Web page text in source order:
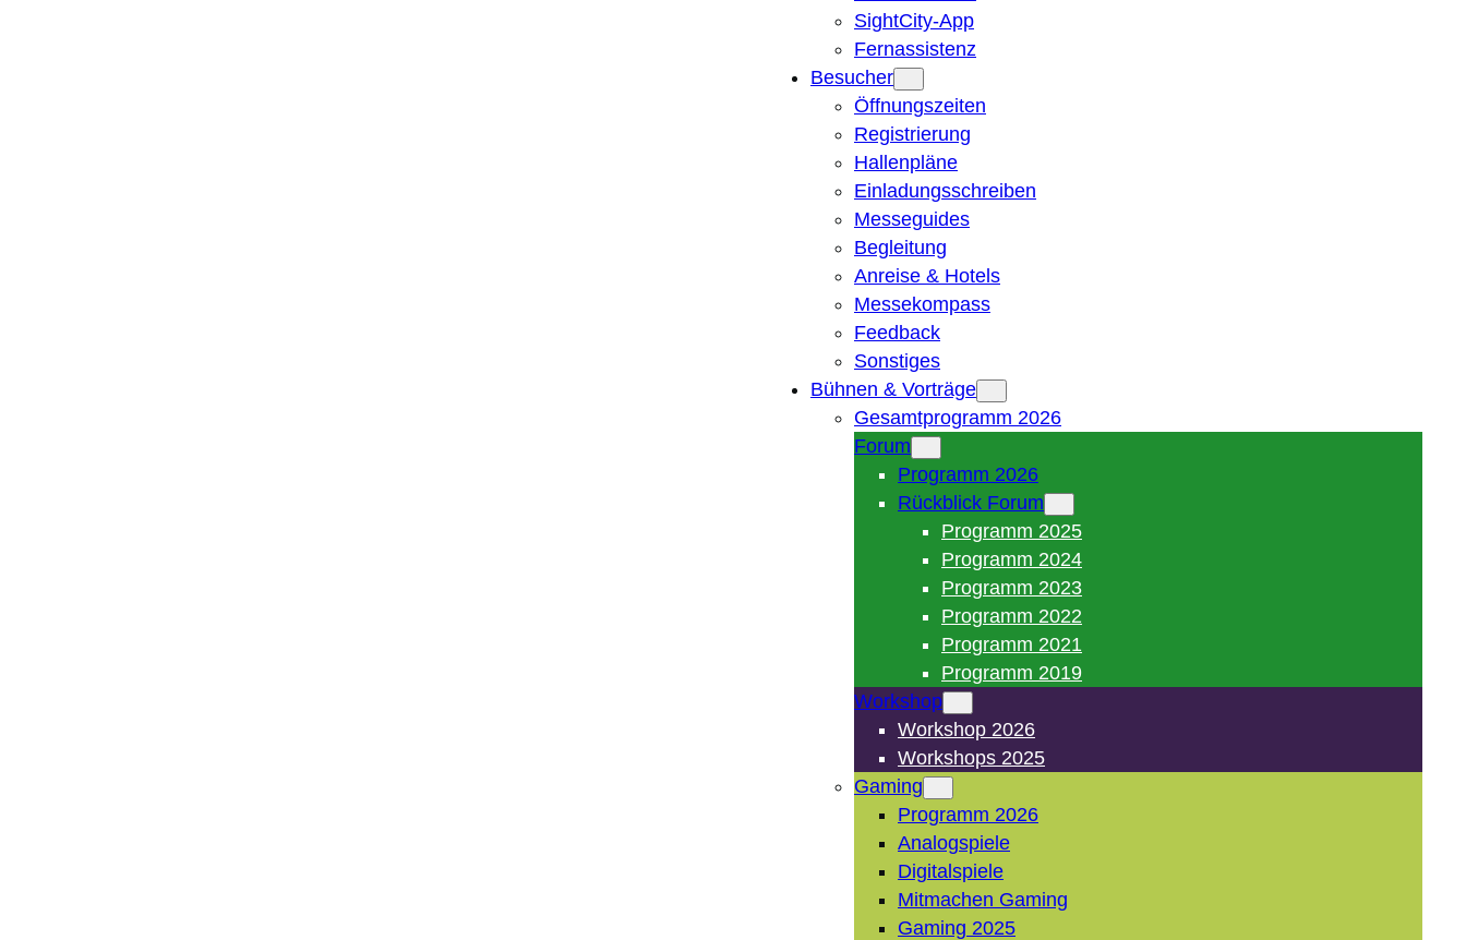
SightCity-App
Fernassistenz
Besucher
Öffnungszeiten
Registrierung
Hallenpläne
Einladungsschreiben
Messeguides
Begleitung
Anreise & Hotels
Messekompass
Feedback
Sonstiges
Bühnen & Vorträge
Gesamtprogramm 2026
Forum
Programm 2026
Rückblick Forum
Programm 2025
Programm 2024
Programm 2023
Programm 2022
Programm 2021
Programm 2019
Workshop
Workshop 2026
Workshops 2025
Gaming
Programm 2026
Analogspiele
Digitalspiele
Mitmachen Gaming
Gaming 2025